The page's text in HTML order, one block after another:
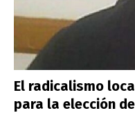
El radicalismo
para la elección